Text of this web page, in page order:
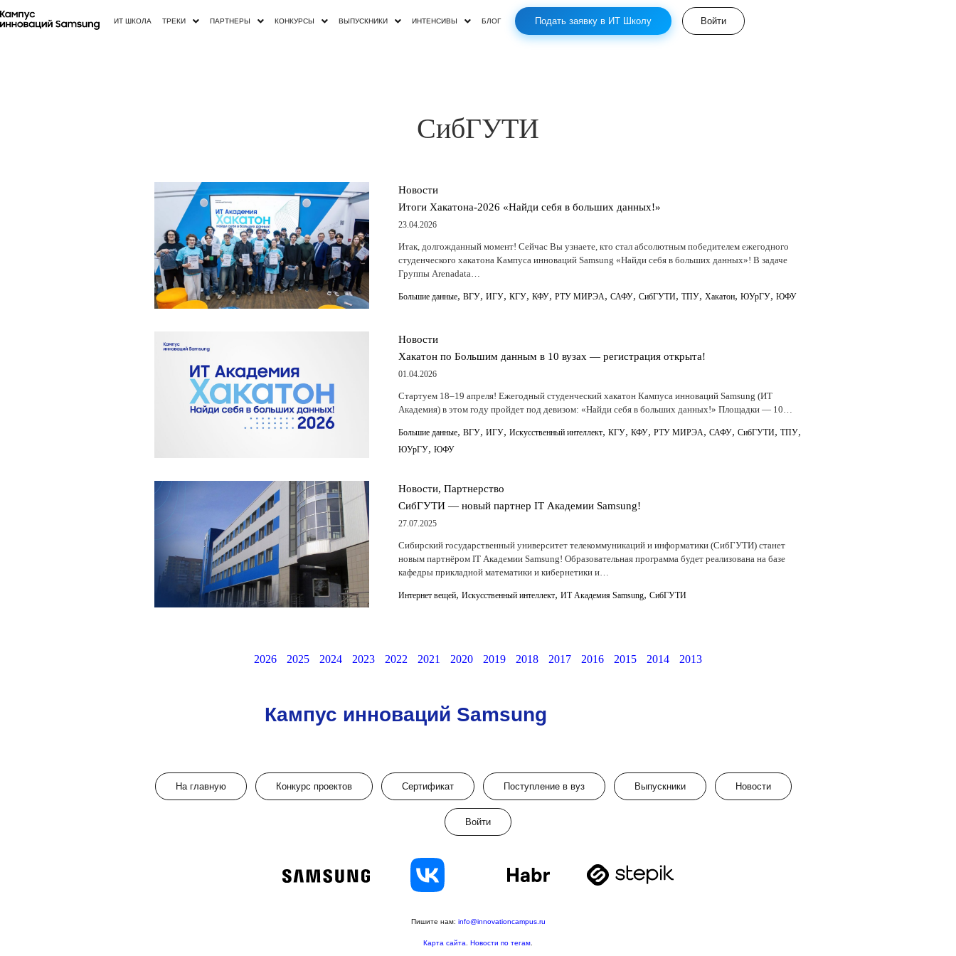
ИТ ШКОЛА ТРЕКИ ПАРТНЕРЫ КОНКУРСЫ ВЫПУСКНИКИ ИНТЕНСИВЫ БЛОГ Подать заявку в ИТ Школу Войти
СибГУТИ
Новости
Итоги Хакатона-2026 «Найди себя в больших данных!»
23.04.2026
Итак, долгожданный момент! Сейчас Вы узнаете, кто стал абсолютным победителем ежегодного
студенческого хакатона Кампуса инноваций Samsung «Найди себя в больших данных»! В задаче
Группы Arenadata…
Большие данные, ВГУ, ИГУ, КГУ, КФУ, РТУ МИРЭА, САФУ, СибГУТИ, ТПУ, Хакатон, ЮУрГУ, ЮФУ
Новости
Хакатон по Большим данным в 10 вузах — регистрация открыта!
01.04.2026
Стартуем 18–19 апреля! Ежегодный студенческий хакатон Кампуса инноваций Samsung (ИТ
Академия) в этом году пройдет под девизом: «Найди себя в больших данных!» Площадки — 10…
Большие данные, ВГУ, ИГУ, Искусственный интеллект, КГУ, КФУ, РТУ МИРЭА, САФУ, СибГУТИ, ТПУ,
ЮУрГУ, ЮФУ
Новости, Партнерство
СибГУТИ — новый партнер IT Академии Samsung!
27.07.2025
Сибирский государственный университет телекоммуникаций и информатики (СибГУТИ) станет
новым партнёром IT Академии Samsung! Образовательная программа будет реализована на базе
кафедры прикладной математики и кибернетики и…
Интернет вещей, Искусственный интеллект, ИТ Академия Samsung, СибГУТИ
2026 2025 2024 2023 2022 2021 2020 2019 2018 2017 2016 2015 2014 2013
Кампус инноваций Samsung
На главную Конкурс проектов Сертификат Поступление в вуз Выпускники Новости
Войти
Пишите нам: info@innovationcampus.ru
Карта сайта Новости по тегам